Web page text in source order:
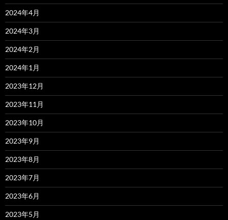
2024年4月
2024年3月
2024年2月
2024年1月
2023年12月
2023年11月
2023年10月
2023年9月
2023年8月
2023年7月
2023年6月
2023年5月